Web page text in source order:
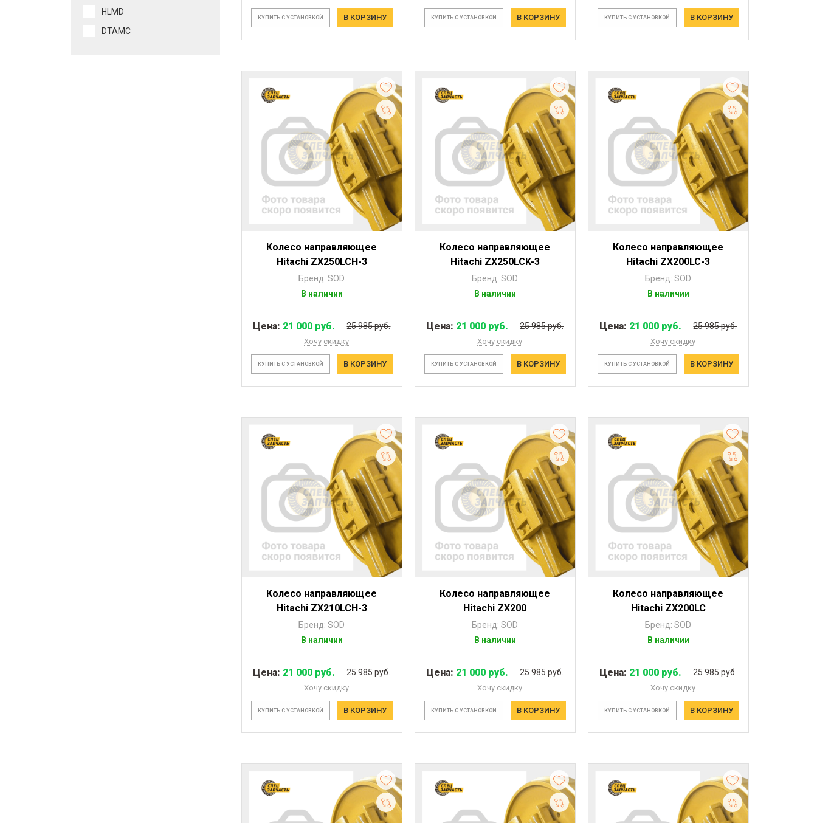
HLMD
DTAMC
КУПИТЬ С УСТАНОВКОЙ В КОРЗИНУ КУПИТЬ С УСТАНОВКОЙ В КОРЗИНУ КУПИТЬ С УСТАНОВКОЙ В КОРЗИНУ
Колесо направляющее
Hitachi ZX250LCH-3
Бренд: SOD
В наличии
Цена: 21 000 руб. 25 985 руб.
Хочу скидку
КУПИТЬ С УСТАНОВКОЙ В КОРЗИНУ
Колесо направляющее
Hitachi ZX250LCK-3
Бренд: SOD
В наличии
Цена: 21 000 руб. 25 985 руб.
Хочу скидку
КУПИТЬ С УСТАНОВКОЙ В КОРЗИНУ
Колесо направляющее
Hitachi ZX200LC-3
Бренд: SOD
В наличии
Цена: 21 000 руб. 25 985 руб.
Хочу скидку
КУПИТЬ С УСТАНОВКОЙ В КОРЗИНУ
Колесо направляющее
Hitachi ZX210LCH-3
Бренд: SOD
В наличии
Цена: 21 000 руб. 25 985 руб.
Хочу скидку
КУПИТЬ С УСТАНОВКОЙ В КОРЗИНУ
Колесо направляющее
Hitachi ZX200
Бренд: SOD
В наличии
Цена: 21 000 руб. 25 985 руб.
Хочу скидку
КУПИТЬ С УСТАНОВКОЙ В КОРЗИНУ
Колесо направляющее
Hitachi ZX200LC
Бренд: SOD
В наличии
Цена: 21 000 руб. 25 985 руб.
Хочу скидку
КУПИТЬ С УСТАНОВКОЙ В КОРЗИНУ